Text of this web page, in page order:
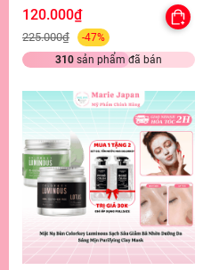
Primer 30g - TẶNG 1 BÔNG
120.000₫
225.000₫
-47%
310 sản phẩm đã bán